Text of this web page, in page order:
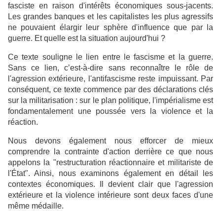
fasciste en raison d'intérêts économiques sous-jacents.
Les grandes banques et les capitalistes les plus agressifs
ne pouvaient élargir leur sphère d'influence que par la
guerre. Et quelle est la situation aujourd'hui ?
Ce texte souligne le lien entre le fascisme et la guerre.
Sans ce lien, c’est-à-dire sans reconnaître le rôle de
l'agression extérieure, l'antifascisme reste impuissant. Par
conséquent, ce texte commence par des déclarations clés
sur la militarisation : sur le plan politique, l'impérialisme est
fondamentalement une poussée vers la violence et la
réaction.
Nous devons également nous efforcer de mieux
comprendre la contrainte d'action derrière ce que nous
appelons la "restructuration réactionnaire et militariste de
l'État". Ainsi, nous examinons également en détail les
contextes économiques. Il devient clair que l'agression
extérieure et la violence intérieure sont deux faces d'une
même médaille.